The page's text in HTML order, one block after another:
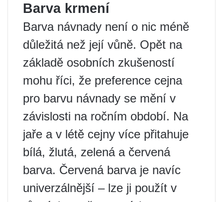
Barva krmení
Barva návnady není o nic méně
důležitá než její vůně. Opět na
základě osobních zkušeností
mohu říci, že preference cejna
pro barvu návnady se mění v
závislosti na ročním období. Na
jaře a v létě cejny více přitahuje
bílá, žlutá, zelená a červená
barva. Červená barva je navíc
univerzálnější – lze ji použít v